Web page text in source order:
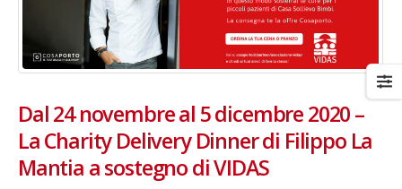
Dal 24 novembre al 5 dicembre 2020 –
La Charity Delivery Dinner di Filippo La
Mantia a sostegno di VIDAS